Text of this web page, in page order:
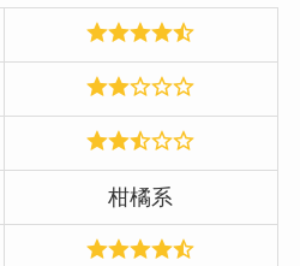
柑橘系